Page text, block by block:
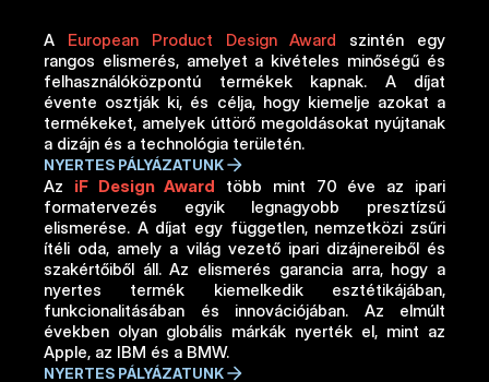
A European Product Design Award szintén egy
rangos elismerés, amelyet a kivételes minőségű és
felhasználóközpontú termékek kapnak. A díjat
évente osztják ki, és célja, hogy kiemelje azokat a
termékeket, amelyek úttörő megoldásokat nyújtanak
a dizájn és a technológia területén.
NYERTES PÁLYÁZATUNK
Az iF Design Award több mint 70 éve az ipari
formatervezés egyik legnagyobb presztízsű
elismerése. A díjat egy független, nemzetközi zsűri
ítéli oda, amely a világ vezető ipari dizájnereiből és
szakértőiből áll. Az elismerés garancia arra, hogy a
nyertes termék kiemelkedik esztétikájában,
funkcionalitásában és innovációjában. Az elmúlt
években olyan globális márkák nyerték el, mint az
Apple, az IBM és a BMW.
NYERTES PÁLYÁZATUNK